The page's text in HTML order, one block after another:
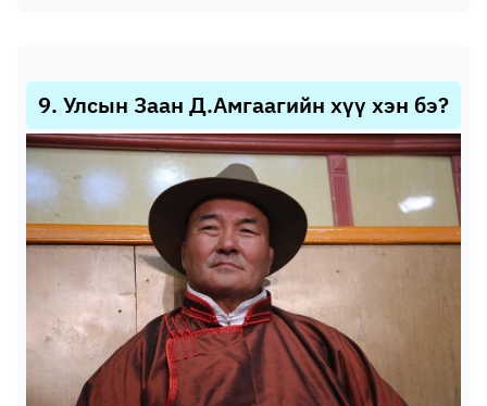
9. Улсын Заан Д.Амгаагийн хүү хэн бэ?